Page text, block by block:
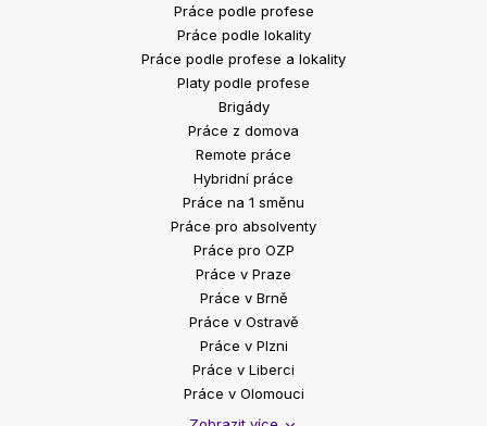
Práce podle profese
Práce podle lokality
Práce podle profese a lokality
Platy podle profese
Brigády
Práce z domova
Remote práce
Hybridní práce
Práce na 1 směnu
Práce pro absolventy
Práce pro OZP
Práce v Praze
Práce v Brně
Práce v Ostravě
Práce v Plzni
Práce v Liberci
Práce v Olomouci